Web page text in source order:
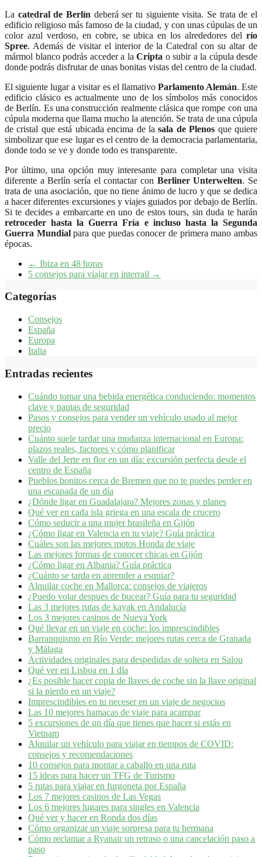
La catedral de Berlín deberá ser tu siguiente visita. Se trata de el
edificio religioso más famoso de la ciudad, y con unas cúpulas de un
color azul verdoso, en cobre, se ubica en los alrededores del río
Spree. Además de visitar el interior de la Catedral con su altar de
mármol blanco podrás acceder a la Cripta o subir a la cúpula desde
donde podrás disfrutar de unas bonitas vistas del centro de la ciudad.
El siguiente lugar a visitar es el llamativo Parlamento Alemán. Este
edificio clásico es actualmente uno de los símbolos más conocidos
de Berlín. Es una construcción realmente clásica que rompe con una
cúpula moderna que llama mucho la atención. Se trata de una cúpula
de cristal que está ubicada encima de lasala de Plenos que quiere
simbolizar que ese lugar es el centro de la democracia parlamentaria,
donde todo se ve y donde todo es transparente.
Por último, una opción muy interesante para completar una visita
diferente a Berlín sería el contactar con Berliner Unterwelten. Se
trata de una asociación, que no tiene ánimo de lucro y que se dedica
a hacer diferentes excursiones y viajes guiados por debajo de Berlín.
Si te decides a embarcarte en uno de estos tours, sin duda te harán
retroceder hasta la Guerra Fría e incluso hasta la Segunda
Guerra Mundialpara que puedas conocer de primera mano ambas
épocas.
← Ibiza en 48 horas
5 consejos para viajar en interrail →
Categorías
Consejos
España
Europa
Italia
Entradas recientes
Cuándo tomar una bebida energética conduciendo: momentos
clave y pautas de seguridad
Pasos y consejos para vender un vehículo usado al mejor
precio
Cuánto suele tardar una mudanza internacional en Europa:
plazos reales, factores y cómo planificar
Valle del Jerte en flor en un día: excursión perfecta desde el
centro de España
Pueblos bonitos cerca de Bremen que no te puedes perder en
una escapada de un día
¿Dónde ligar en Guadalajara? Mejores zonas y planes​
Qué ver en cada isla griega en una escala de crucero
Cómo seducir a una mujer brasileña en Gijón
¿Cómo ligar en Valencia en tu viaje? Guía práctica
Cuáles son las mejores motos Honda de viaje
Las mejores formas de conocer chicas en Gijón
¿Cómo ligar en Albania? Guía práctica
¿Cuánto se tarda en aprender a esquiar?
Alquilar coche en Mallorca: consejos de viajeros
¿Puedo volar despues de bucear? Guía para tu seguridad
Las 3 mejores rutas de kayak en Andalucía
Los 3 mejores casinos de Nueva York
Qué llevar en un viaje en coche: los imprescindibles
Barranquismo en Río Verde: mejores rutas cerca de Granada
y Málaga
Actividades originales para despedidas de soltera en Salou
Qué ver en Lisboa en 1 día
¿Es posible hacer copia de llaves de coche sin la llave original
si la pierdo en un viaje?
Imprescindibles en tu neceser en un viaje de negocios
Las 10 mejores hamacas de viaje para acampar
5 excursiones de un día que tienes que hacer si estás en
Vietnam
Alquilar un vehículo para viajar en tiempos de COVID:
consejos y recomendaciones
10 consejos para montar a caballo en una ruta
15 ideas para hacer un TFG de Turismo
5 rutas para viajar en furgoneta por España
Los 7 mejores casinos de Las Vegas
Los 6 mejores lugares para singles en Valencia
Qué ver y hacer en Ronda dos días
Cómo organizar un viaje sorpresa para tu hermana
Cómo reclamar a Ryanair un retraso o una cancelación paso a
paso